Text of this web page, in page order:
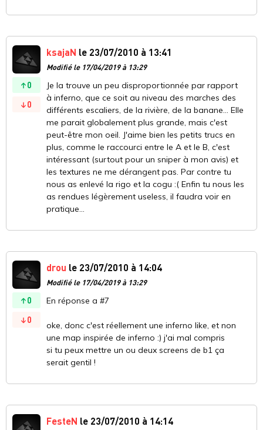
0
0
ksajaN le 23/07/2010 à 13:41
Modifié le 17/04/2019 à 13:29
Je la trouve un peu disproportionnée par rapport
à inferno, que ce soit au niveau des marches des
différents escaliers, de la rivière, de la banane... Elle
me parait globalement plus grande, mais c'est
peut-être mon oeil. J'aime bien les petits trucs en
plus, comme le raccourci entre le A et le B, c'est
intéressant (surtout pour un sniper à mon avis) et
les textures ne me dérangent pas. Par contre tu
nous as enlevé la rigo et la cogu :( Enfin tu nous les
as rendues légèrement useless, il faudra voir en
pratique...
0
0
drou le 23/07/2010 à 14:04
Modifié le 17/04/2019 à 13:29
En réponse a #7
oke, donc c'est réellement une inferno like, et non
une map inspirée de inferno :) j'ai mal compris
si tu peux mettre un ou deux screens de b1 ça
serait gentil !
FesteN le 23/07/2010 à 14:14